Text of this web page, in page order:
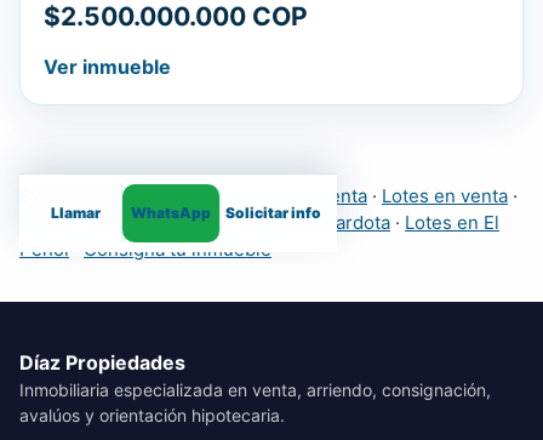
$2.500.000.000 COP
Ver inmueble
Llamar WhatsApp Solicitar info
Explora más inmuebles: Fincas en venta · Lotes en venta ·
Casas·Apartamentos· Fincas en Girardota · Lotes en El
Peñol
Consigna tu inmueble
Díaz Propiedades
Inmobiliaria especializada en venta, arriendo, consignación,
avalúos y orientación hipotecaria.